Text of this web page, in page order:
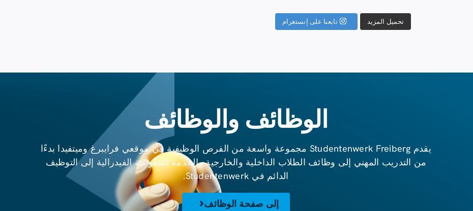
تحميل المزيد تابعنا على إنستغرام
الوظائف والوظائف
يقدم Studentenwerk Freiberg مجموعة واسعة من الفرص الوظيفية في موقعي فرايبرغ وميتفيدا بدءًا
من التدريب المهني إلى وظائف الطلاب الداخلية والخارجية والخدمة التطوعية الفيدرالية إلى التوظيف
الدائم في Studentenwerk.
إلى صفحة الوظائف